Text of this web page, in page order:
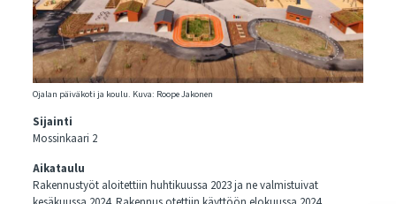
Ojalan päiväkoti ja koulu. Kuva: Roope Jakonen
Sijainti
Mossinkaari 2
Aikataulu
Rakennustyöt aloitettiin huhtikuussa 2023 ja ne valmistuivat